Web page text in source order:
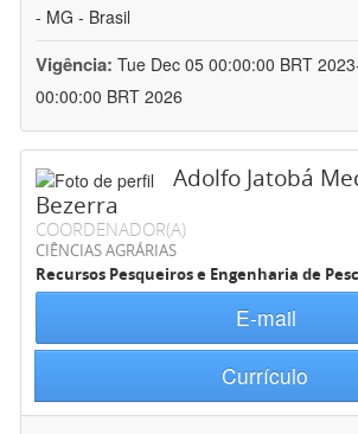
- MG - Brasil
Vigência: Tue Dec 05 00:00:00 BRT
00:00:00 BRT 2026
Adolfo Jatobá
Bezerra
COORDENADOR(A)
CIÊNCIAS AGRÁRIAS
Recursos Pesqueiros e Engenharia de
E-mail
Currículo